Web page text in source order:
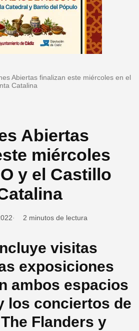
Abiertas finalizan este miércoles en el
Catalina
Abiertas
miércoles
y el Castillo
2 minutos de lectura
visitas
exposiciones
ambos espacios
los conciertos de
Flanders y